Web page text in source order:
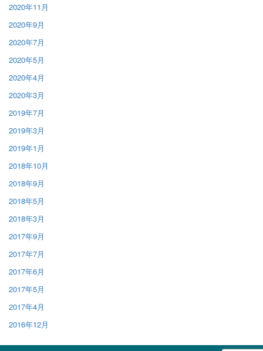
2020年11月
2020年9月
2020年7月
2020年5月
2020年4月
2020年3月
2019年7月
2019年3月
2019年1月
2018年10月
2018年9月
2018年5月
2018年3月
2017年9月
2017年7月
2017年6月
2017年5月
2017年4月
2016年12月